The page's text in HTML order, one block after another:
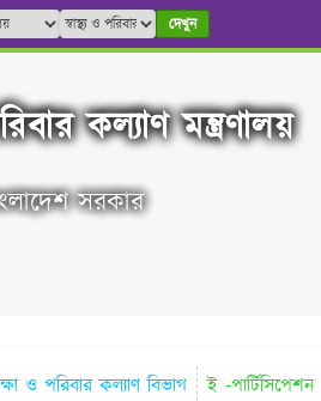
দেখুন
কল্যাণ মন্ত্রণালয়
সরকার
ও পরিবার কল্যাণ বিভাগ ই -পার্টিসিপেশন